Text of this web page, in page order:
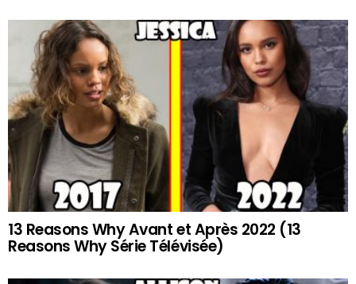
13 Reasons Why Avant et Après 2022 (13
Reasons Why Série Télévisée)